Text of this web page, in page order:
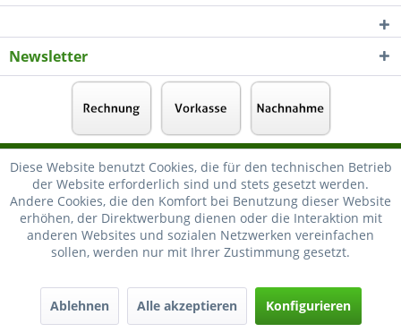
Newsletter
Diese Website benutzt Cookies, die für den technischen Betrieb
der Website erforderlich sind und stets gesetzt werden.
Andere Cookies, die den Komfort bei Benutzung dieser Website
erhöhen, der Direktwerbung dienen oder die Interaktion mit
anderen Websites und sozialen Netzwerken vereinfachen
sollen, werden nur mit Ihrer Zustimmung gesetzt.
Ablehnen Alle akzeptieren Konfigurieren